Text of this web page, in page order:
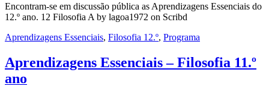
Encontram-se em discussão pública as Aprendizagens Essenciais do
12.º ano. 12 Filosofia A by lagoa1972 on Scribd
Aprendizagens Essenciais, Filosofia 12.º, Programa
Aprendizagens Essenciais – Filosofia 11.º
ano